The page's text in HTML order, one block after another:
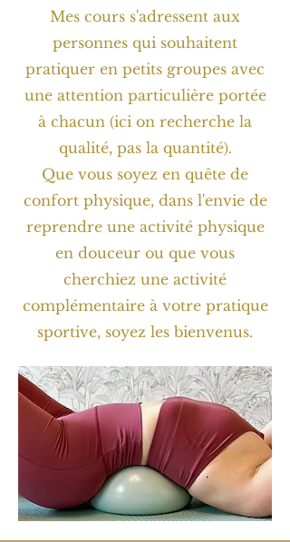
Mes cours s'adressent aux
personnes qui souhaitent
pratiquer en petits groupes avec
une attention particulière portée
à chacun (ici on recherche la
qualité, pas la quantité).
Que vous soyez en quête de
confort physique, dans l'envie de
reprendre une activité physique
en douceur ou que vous
cherchiez une activité
complémentaire à votre pratique
sportive, soyez les bienvenus.